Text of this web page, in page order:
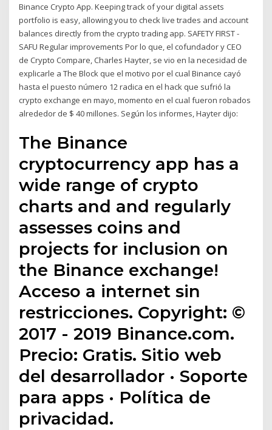
Binance Crypto App. Keeping track of your digital assets
portfolio is easy, allowing you to check live trades and account
balances directly from the crypto trading app. SAFETY FIRST -
SAFU Regular improvements Por lo que, el cofundador y CEO
de Crypto Compare, Charles Hayter, se vio en la necesidad de
explicarle a The Block que el motivo por el cual Binance cayó
hasta el puesto número 12 radica en el hack que sufrió la
crypto exchange en mayo, momento en el cual fueron robados
alrededor de $ 40 millones. Según los informes, Hayter dijo:
The Binance
cryptocurrency app has a
wide range of crypto
charts and and regularly
assesses coins and
projects for inclusion on
the Binance exchange!
Acceso a internet sin
restricciones. Copyright: ©
2017 - 2019 Binance.com.
Precio: Gratis. Sitio web
del desarrollador · Soporte
para apps · Política de
privacidad.